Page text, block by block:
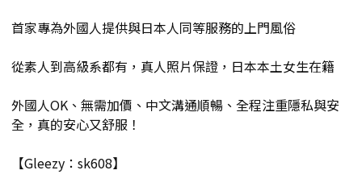
首家專為外國人提供與日本人同等服務的上門風俗
從素人到高級系都有，真人照片保證，日本本土女生在籍
外國人OK、無需加價、中文溝通順暢、全程注重隱私與安
全，真的安心又舒服！
【Gleezy：sk608】